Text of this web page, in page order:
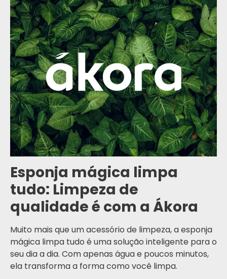
Esponja mágica limpa
tudo: Limpeza de
qualidade é com a Ákora
Muito mais que um acessório de limpeza, a esponja
mágica limpa tudo é uma solução inteligente para o
seu dia a dia. Com apenas água e poucos minutos,
ela transforma a forma como você limpa.